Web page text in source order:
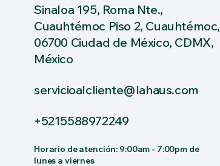
Sinaloa 195, Roma Nte.,
Cuauhtémoc Piso 2, Cuauhtémoc,
06700 Ciudad de México, CDMX,
México
servicioalcliente@lahaus.com
+5215588972249
Horario de atención: 9:00am - 7:00pm de
lunes a viernes